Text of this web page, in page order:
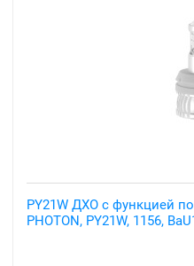
PY21W ДХО с функцией
PHOTON, PY21W, 1156,